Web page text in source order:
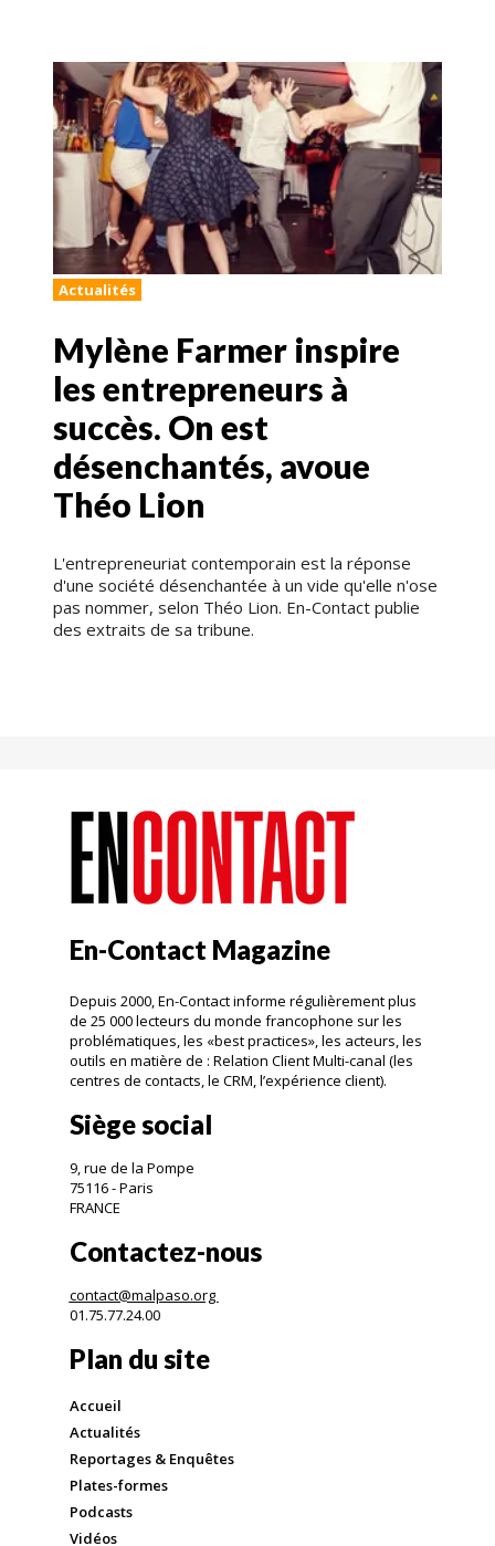
Actualités
Mylène Farmer inspire
les entrepreneurs à
succès. On est
désenchantés, avoue
Théo Lion
L'entrepreneuriat contemporain est la réponse
d'une société désenchantée à un vide qu'elle n'ose
pas nommer, selon Théo Lion. En-Contact publie
des extraits de sa tribune.
En-Contact Magazine
Depuis 2000, En-Contact informe régulièrement plus
de 25 000 lecteurs du monde francophone sur les
problématiques, les «best practices», les acteurs, les
outils en matière de : Relation Client Multi-canal (les
centres de contacts, le CRM, l’expérience client).
Siège social
9, rue de la Pompe
75116 - Paris
FRANCE
Contactez-nous
contact@malpaso.org
01.75.77.24.00
Plan du site
Accueil
Actualités
Reportages & Enquêtes
Plates-formes
Podcasts
Vidéos